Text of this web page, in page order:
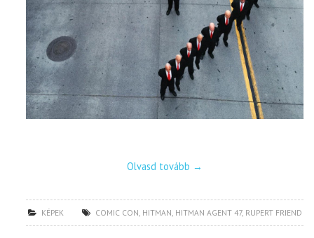
Olvasd tovább →
KÉPEK COMIC CON, HITMAN, HITMAN AGENT 47, RUPERT FRIEND